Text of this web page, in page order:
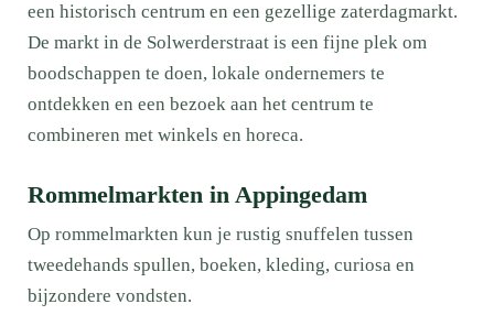
een historisch centrum en een gezellige zaterdagmarkt.
De markt in de Solwerderstraat is een fijne plek om
boodschappen te doen, lokale ondernemers te
ontdekken en een bezoek aan het centrum te
combineren met winkels en horeca.
Rommelmarkten in Appingedam
Op rommelmarkten kun je rustig snuffelen tussen
tweedehands spullen, boeken, kleding, curiosa en
bijzondere vondsten.